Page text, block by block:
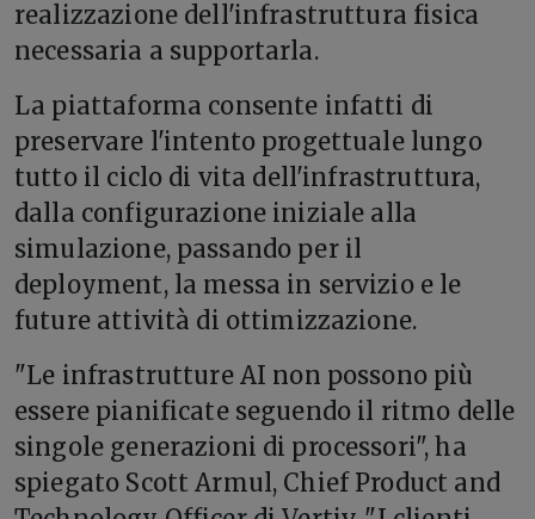
realizzazione dell'infrastruttura fisica
necessaria a supportarla.
La piattaforma consente infatti di
preservare l'intento progettuale lungo
tutto il ciclo di vita dell'infrastruttura,
dalla configurazione iniziale alla
simulazione, passando per il
deployment, la messa in servizio e le
future attività di ottimizzazione.
"Le infrastrutture AI non possono più
essere pianificate seguendo il ritmo delle
singole generazioni di processori", ha
spiegato Scott Armul, Chief Product and